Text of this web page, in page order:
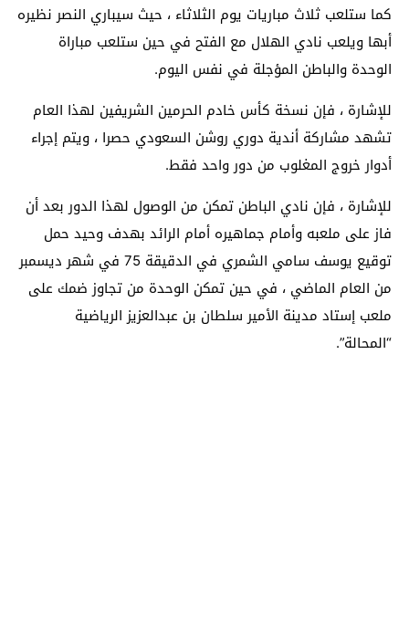
كما ستلعب ثلاث مباريات يوم الثلاثاء ، حيث سيباري النصر نظيره
أبها ويلعب نادي الهلال مع الفتح في حين ستلعب مباراة
الوحدة والباطن المؤجلة في نفس اليوم.
للإشارة ، فإن نسخة كأس خادم الحرمين الشريفين لهذا العام
تشهد مشاركة أندية دوري روشن السعودي حصرا ، ويتم إجراء
أدوار خروج المغلوب من دور واحد فقط.
للإشارة ، فإن نادي الباطن تمكن من الوصول لهذا الدور بعد أن
فاز على ملعبه وأمام جماهيره أمام الرائد بهدف وحيد حمل
توقيع يوسف سامي الشمري في الدقيقة 75 في شهر ديسمبر
من العام الماضي ، في حين تمكن الوحدة من تجاوز ضمك على
ملعب إستاد مدينة الأمير سلطان بن عبدالعزيز الرياضية
“المحالة”.